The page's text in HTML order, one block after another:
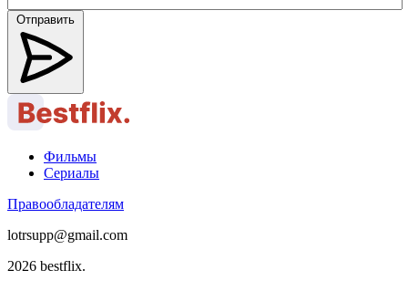
Отправить
Фильмы
Сериалы
Правообладателям
lotrsupp@gmail.com
2026 bestflix.